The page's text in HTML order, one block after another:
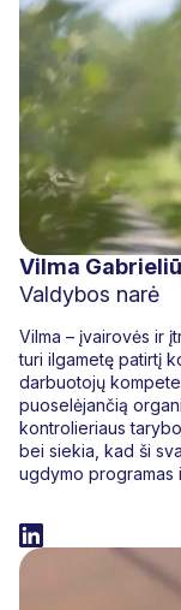
Vilma
Valdybos narė
Vilma – įvairovės ir
turi ilgametę patirtį
darbuotojų
puoselėjančią
kontrolieriaus
bei siekia, kad ši
ugdymo programas